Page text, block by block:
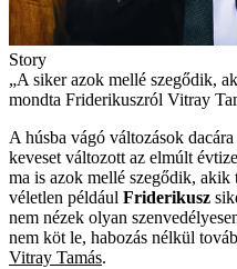
Story
„A siker azok mellé szegődik,
mondta Friderikuszról Vitray
A húsba vágó változások
keveset változott az elmúlt
ma is azok mellé szegődik,
véletlen például ­ Friderikusz
nem nézek olyan
nem köt le, habozás nélkül
Vitray Tamás.